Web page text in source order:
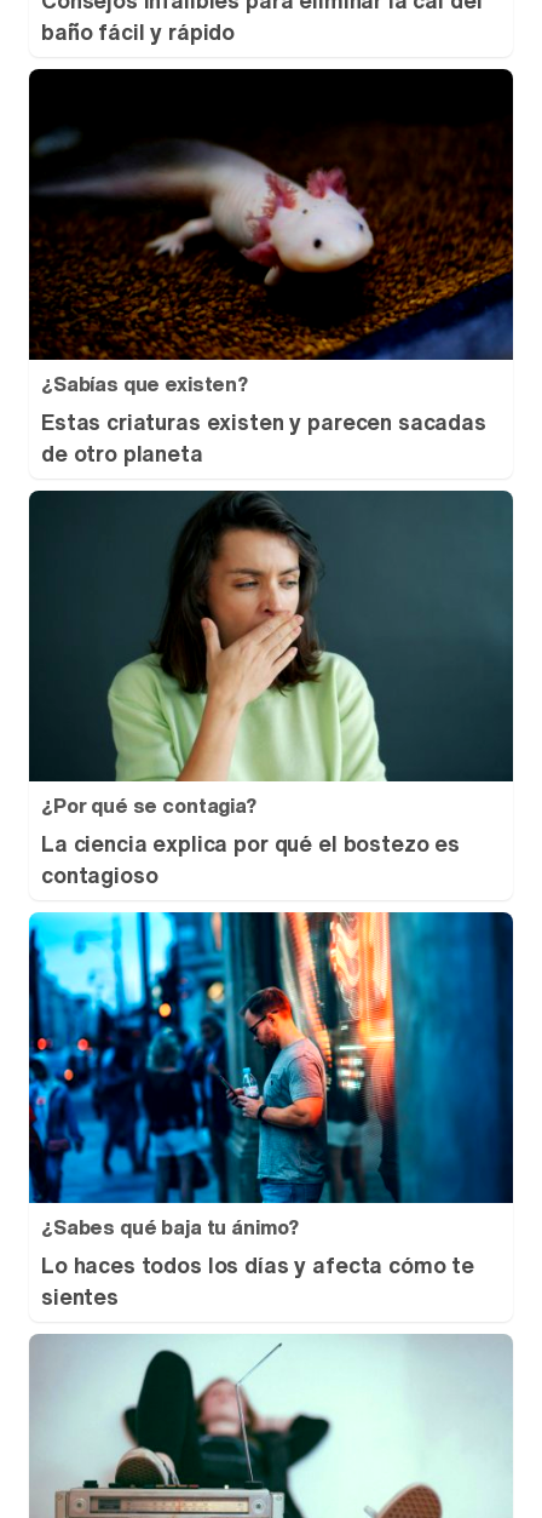
baño fácil y rápido
¿Sabías que existen?
Estas criaturas existen y parecen sacadas
de otro planeta
¿Por qué se contagia?
La ciencia explica por qué el bostezo es
contagioso
¿Sabes qué baja tu ánimo?
Lo haces todos los días y afecta cómo te
sientes